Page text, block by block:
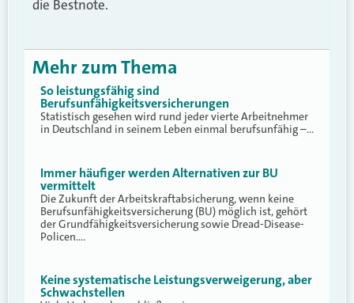
die Bestnote.
Mehr zum Thema
So leistungsfähig sind
Berufsunfähigkeitsversicherungen
Statistisch gesehen wird rund jeder vierte Arbeitnehmer
in Deutschland in seinem Leben einmal berufsunfähig –…
Immer häufiger werden Alternativen zur BU
vermittelt
Die Zukunft der Arbeitskraftabsicherung, wenn keine
Berufsunfähigkeitsversicherung (BU) möglich ist, gehört
der Grundfähigkeitsversicherung sowie Dread-Disease-
Policen.…
Keine systematische Leistungsverweigerung, aber
Schwachstellen